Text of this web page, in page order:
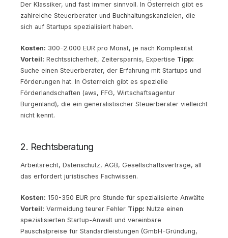
Der Klassiker, und fast immer sinnvoll. In Österreich gibt es
zahlreiche Steuerberater und Buchhaltungskanzleien, die
sich auf Startups spezialisiert haben.
Kosten: 300-2.000 EUR pro Monat, je nach Komplexität
Vorteil: Rechtssicherheit, Zeitersparnis, Expertise Tipp:
Suche einen Steuerberater, der Erfahrung mit Startups und
Förderungen hat. In Österreich gibt es spezielle
Förderlandschaften (aws, FFG, Wirtschaftsagentur
Burgenland), die ein generalistischer Steuerberater vielleicht
nicht kennt.
2. Rechtsberatung
Arbeitsrecht, Datenschutz, AGB, Gesellschaftsverträge, all
das erfordert juristisches Fachwissen.
Kosten: 150-350 EUR pro Stunde für spezialisierte Anwälte
Vorteil: Vermeidung teurer Fehler Tipp: Nutze einen
spezialisierten Startup-Anwalt und vereinbare
Pauschalpreise für Standardleistungen (GmbH-Gründung,